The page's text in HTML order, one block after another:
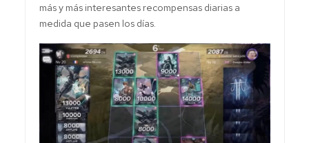
más y más interesantes recompensas diarias a
medida que pasen los días.